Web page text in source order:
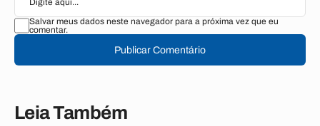
Salvar meus dados neste navegador para a próxima vez que eu
comentar.
Publicar Comentário
Leia Também